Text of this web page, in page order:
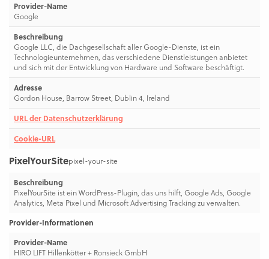
Provider-Name
Google
Beschreibung
Google LLC, die Dachgesellschaft aller Google-Dienste, ist ein
Technologieunternehmen, das verschiedene Dienstleistungen anbietet
und sich mit der Entwicklung von Hardware und Software beschäftigt.
Adresse
Gordon House, Barrow Street, Dublin 4, Ireland
URL der Datenschutzerklärung
Cookie-URL
PixelYourSitepixel-your-site
Beschreibung
PixelYourSite ist ein WordPress-Plugin, das uns hilft, Google Ads, Google
Analytics, Meta Pixel und Microsoft Advertising Tracking zu verwalten.
Provider-Informationen
Provider-Name
HIRO LIFT Hillenkötter + Ronsieck GmbH